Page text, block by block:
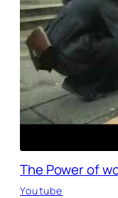
The Power of
Youtube